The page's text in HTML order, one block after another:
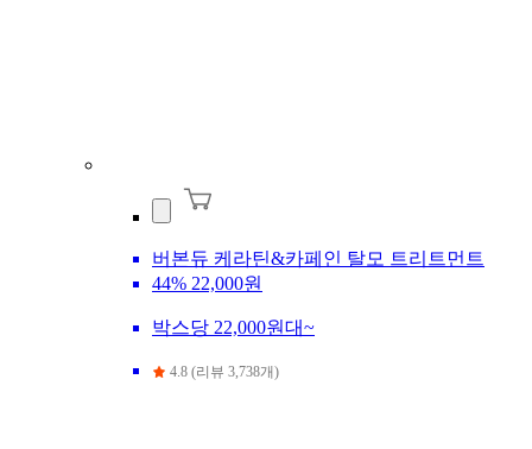
버본듀 케라틴&카페인 탈모 트리트먼트
44% 22,000원
박스당 22,000원대~
4.8 (리뷰 3,738개)